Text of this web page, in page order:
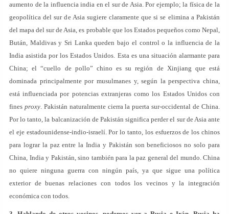
aumento de la influencia india en el sur de Asia. Por ejemplo; la física de la
geopolítica del sur de Asia sugiere claramente que si se elimina a Pakistán
del mapa del sur de Asia, es probable que los Estados pequeños como Nepal,
Bután, Maldivas y Sri Lanka queden bajo el control o la influencia de la
India asistida por los Estados Unidos. Esta es una situación alarmante para
China; el “cuello de pollo” chino es su región de Xinjiang que está
dominada principalmente por musulmanes y, según la perspectiva china,
está influenciada por potencias extranjeras como los Estados Unidos con
fines proxy. Pakistán naturalmente cierra la puerta sur-occidental de China.
Por lo tanto, la balcanización de Pakistán significa perder el sur de Asia ante
el eje estadounidense-indio-israelí. Por lo tanto, los esfuerzos de los chinos
para lograr la paz entre la India y Pakistán son beneficiosos no solo para
China, India y Pakistán, sino también para la paz general del mundo. China
no quiere ninguna guerra con ningún país, ya que sigue una política
exterior de buenas relaciones con todos los vecinos y la integración
económica con todos.